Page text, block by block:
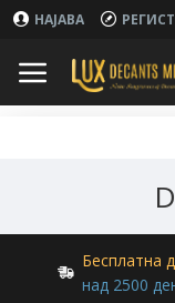
НАЈАВА
Бесплатна
над 2500